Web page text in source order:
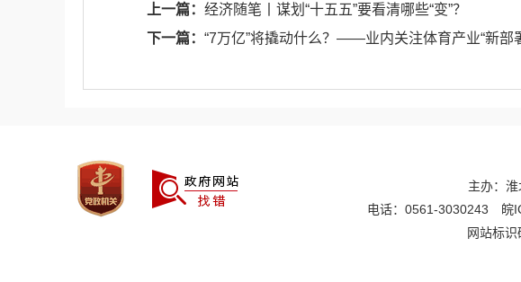
上一篇： 经济随笔丨谋划“十五五”要看清哪些“变”？
下一篇： “7万亿”将撬动什么？——业内关注体育产业“新部
主办：
电话：0561-3030243
皖
网站标